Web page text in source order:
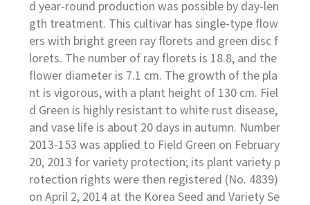
d year-round production was possible by day-len
gth treatment. This cultivar has single-type flow
ers with bright green ray florets and green disc f
lorets. The number of ray florets is 18.8, and the
flower diameter is 7.1 cm. The growth of the pla
nt is vigorous, with a plant height of 130 cm. Fiel
d Green is highly resistant to white rust disease,
and vase life is about 20 days in autumn. Number
2013-153 was applied to Field Green on February
20, 2013 for variety protection; its plant variety p
rotection rights were then registered (No. 4839)
on April 2, 2014 at the Korea Seed and Variety Se